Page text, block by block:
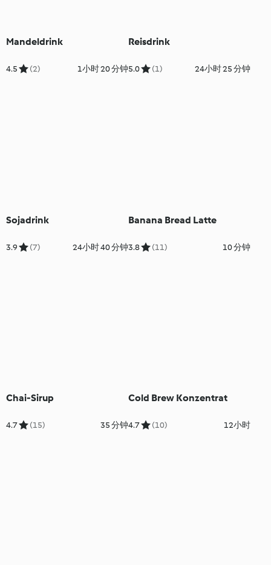
Mandeldrink
4.5 (2) 1小时 20 分钟
Reisdrink
5.0 (1) 24小时 25 分钟
Sojadrink
3.9 (7) 24小时 40 分钟
Banana Bread Latte
3.8 (11) 10 分钟
Chai-Sirup
4.7 (15) 35 分钟
Cold Brew Konzentrat
4.7 (10) 12小时